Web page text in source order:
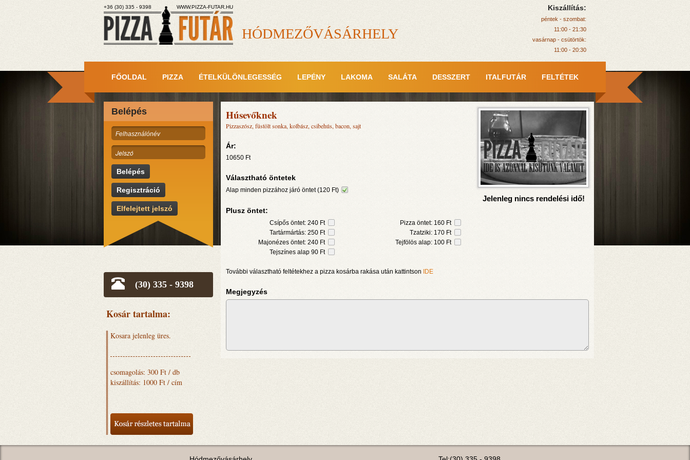
+36 (30) 335 - 9398 WWW.PIZZA-FUTAR.HU
HÓDMEZŐVÁSÁRHELY
Kiszállítás:
péntek - szombat:
11:00 - 21:30
vasárnap - csütörtök:
11:00 - 20:30
FŐOLDAL PIZZA ÉTELKÜLÖNLEGESSÉG LEPÉNY LAKOMA SALÁTA DESSZERT ITALFUTÁR FELTÉTEK
Belépés
Belépés
Regisztráció
Elfelejtett jelszó
(30) 335 - 9398
Kosár tartalma:
Kosara jelenleg üres.
csomagolás: 300 Ft / db
kiszállítás: 1000 Ft / cím
Húsevőknek
Pizzaszósz, füstölt sonka, kolbász, csibehús, bacon, sajt
Ár:
10650Ft
Választható öntetek
Alap minden pizzához járó öntet (120 Ft)
Plusz öntet:
Csípős öntet: 240 Ft
Tartármártás: 250 Ft
Majonézes öntet: 240 Ft
Tejszínes alap 90 Ft
Pizza öntet: 160 Ft
Tzatziki: 170 Ft
Tejfölös alap: 100 Ft
További választható feltétekhez a pizza kosárba rakása után kattintson IDE
Jelenleg nincs rendelési idő!
Megjegyzés